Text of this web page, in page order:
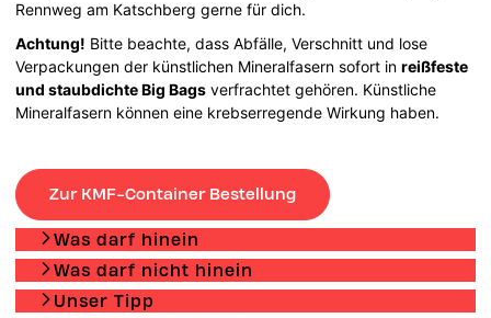
Rennweg am Katschberg gerne für dich.
Achtung! Bitte beachte, dass Abfälle, Verschnitt und lose
Verpackungen der künstlichen Mineralfasern sofort inreißfeste
und staubdichte Big Bags verfrachtet gehören. Künstliche
Mineralfasern können eine krebserregende Wirkung haben.
Zur KMF-Container Bestellung
Was darf hinein
Was darf nicht hinein
Unser Tipp